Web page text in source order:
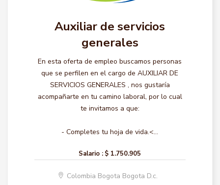
Auxiliar de servicios
generales
En esta oferta de empleo buscamos personas
que se perfilen en el cargo de AUXILIAR DE
SERVICIOS GENERALES , nos gustaría
acompañarte en tu camino laboral, por lo cual
te invitamos a que:
- Completes tu hoja de vida.<...
Salario : $ 1.750.905
Colombia Bogota Bogota D.c.